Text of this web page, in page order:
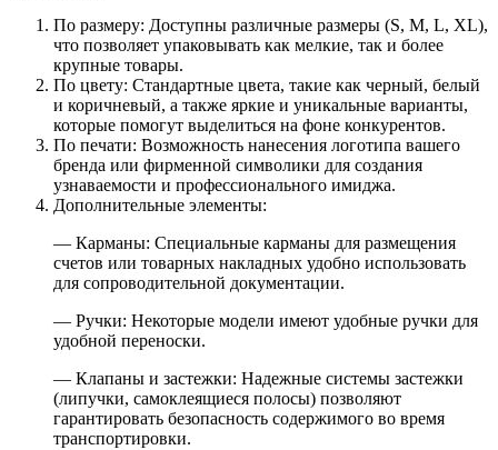
По размеру: Доступны различные размеры (S, M, L, XL),
что позволяет упаковывать как мелкие, так и более
крупные товары.
По цвету: Стандартные цвета, такие как черный, белый
и коричневый, а также яркие и уникальные варианты,
которые помогут выделиться на фоне конкурентов.
По печати: Возможность нанесения логотипа вашего
бренда или фирменной символики для создания
узнаваемости и профессионального имиджа.
Дополнительные элементы:
— Карманы: Специальные карманы для размещения
счетов или товарных накладных удобно использовать
для сопроводительной документации.
— Ручки: Некоторые модели имеют удобные ручки для
удобной переноски.
— Клапаны и застежки: Надежные системы застежки
(липучки, самоклеящиеся полосы) позволяют
гарантировать безопасность содержимого во время
транспортировки.